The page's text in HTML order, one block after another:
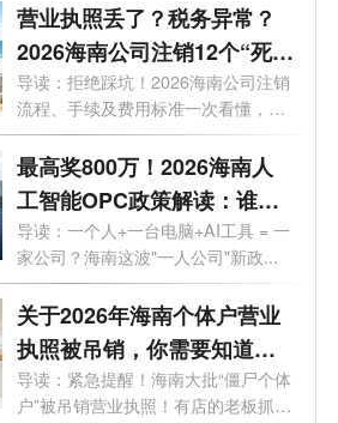
营业执照丢了？税务异常？
2026海南公司注销12个“死
结”一次性解开，海南老板速
藏！
导读：拒绝踩坑！2026海南公司注销
流程、手续及费用标准一次看懂，少
走弯...
最高奖800万！2026海南人
工智能OPC政策解读：谁可
以拿、能拿多少、怎么落
地？一文了解！
导读：一个人+一台电脑+AI工具 = 一
家公司？海南这波"一人公司"新政...
关于2026年海南个体户营业
执照被吊销，你需要知道的
10大问题
导读：紧急提醒！海南大批“僵尸个体
户”被吊销营业执照！有店的老板抓